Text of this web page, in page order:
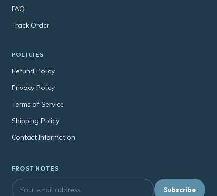
FAQ
Track Order
POLICIES
Refund Policy
Privacy Policy
Terms of Service
Shipping Policy
Contact Information
FROST NOTES
Subscribe